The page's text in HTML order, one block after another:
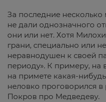
За последние
не дали однозначного
они или нет. Хотя
грани, специально или
неравнодушен к своей
периоду». К примеру, на
на примете какая-
неловко проговорился
Покров про Медведеву.